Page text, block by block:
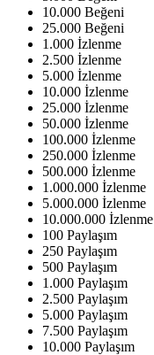
10.000 Beğeni
25.000 Beğeni
1.000 İzlenme
2.500 İzlenme
5.000 İzlenme
10.000 İzlenme
25.000 İzlenme
50.000 İzlenme
100.000 İzlenme
250.000 İzlenme
500.000 İzlenme
1.000.000 İzlenme
5.000.000 İzlenme
10.000.000 İzlenme
100 Paylaşım
250 Paylaşım
500 Paylaşım
1.000 Paylaşım
2.500 Paylaşım
5.000 Paylaşım
7.500 Paylaşım
10.000 Paylaşım